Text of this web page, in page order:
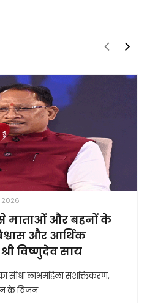
2026
माताओं और बहनों के
और आर्थिक
विष्णुदेव साय
सीधा लाभमहिला सशक्तिकरण,
के विजन